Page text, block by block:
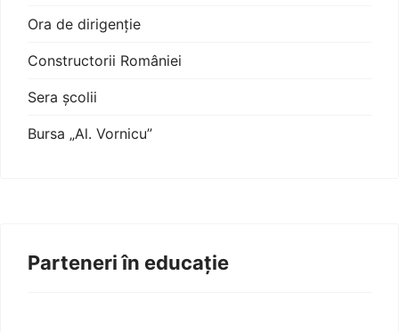
Ora de dirigenție
Constructorii României
Sera școlii
Bursa „Al. Vornicu”
Parteneri în educație